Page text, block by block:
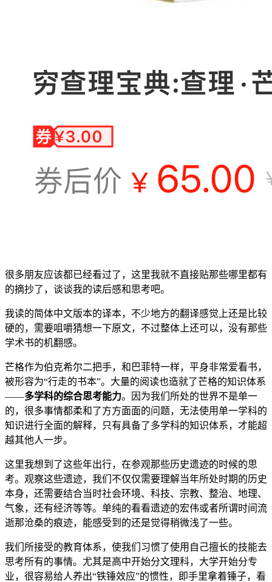
很多朋友应该都已经看过了，这里我就不直接贴那些哪里都有
的摘抄了，谈谈我的读后感和思考吧。
我读的简体中文版本的译本，不少地方的翻译感觉上还是比较
硬的，需要咀嚼猜想一下原文，不过整体上还可以，没有那些
学术书的机翻感。
芒格作为伯克希尔二把手，和巴菲特一样，平身非常爱看书，
被形容为“行走的书本”。大量的阅读也造就了芒格的知识体系
——多学科的综合思考能力。因为我们所处的世界不是单一
的，很多事情都柔和了方方面面的问题，无法使用单一学科的
知识进行全面的解释，只有具备了多学科的知识体系，才能超
越其他人一步。
这里我想到了这些年出行，在参观那些历史遗迹的时候的思
考。观察这些遗迹，我们不仅仅需要理解当年所处时期的历史
本身，还需要结合当时社会环境、科技、宗教、整治、地理、
气象，还有经济等等。单纯的看看遗迹的宏伟或者所谓时间流
逝那沧桑的痕迹，能感受到的还是觉得稍微浅了一些。
我们所接受的教育体系，使我们习惯了使用自己擅长的技能去
思考所有的事情。尤其是高中开始分文理科，大学开始分专
业，很容易给人养出“铁锤效应”的惯性，即手里拿着锤子，看